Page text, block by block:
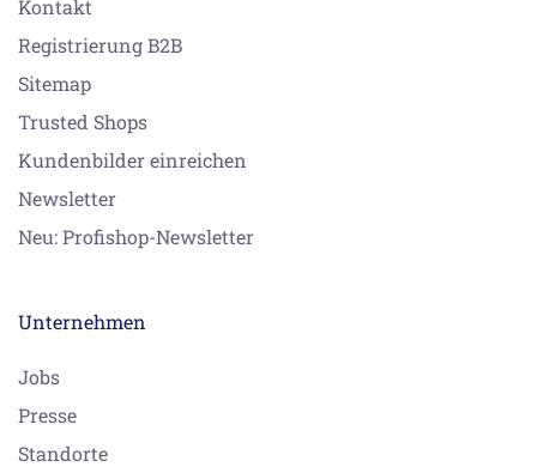
Kontakt
Registrierung B2B
Sitemap
Trusted Shops
Kundenbilder einreichen
Newsletter
Neu: Profishop-Newsletter
Unternehmen
Jobs
Presse
Standorte